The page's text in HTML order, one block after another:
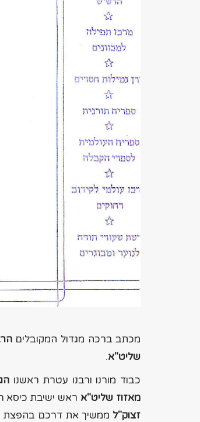
מכתב ברכה מגדול המקובלים
שליט"א.
כבוד מורנו ורבנו עטרת ראשנו
מאזוז שליט"א ראש ישיבת כיסא
זצוק"ל ממשיך את דרכם בהפצת